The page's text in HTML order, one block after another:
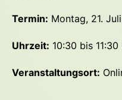
Termin: Montag, 21.
Uhrzeit: 10:30 bis 11:30
Veranstaltungsort: